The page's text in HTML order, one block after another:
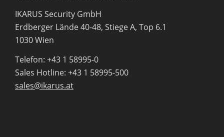
IKARUS Security GmbH
Erdberger Lände 40-48, Stiege A, Top 6.1
1030 Wien
Telefon: +43 1 58995-0
Sales Hotline: +43 1 58995-500
sales@ikarus.at